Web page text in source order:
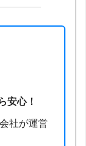
安心！
社が運営